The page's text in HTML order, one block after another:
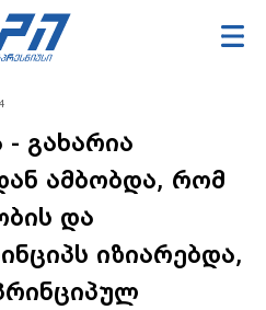
გახარია
ამბობდა, რომ
და
იზიარებდა,